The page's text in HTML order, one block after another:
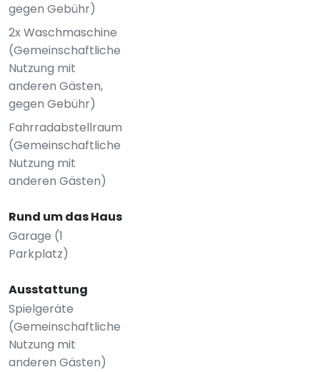
gegen Gebühr)
2x Waschmaschine
(Gemeinschaftliche
Nutzung mit
anderen Gästen,
gegen Gebühr)
Fahrradabstellraum
(Gemeinschaftliche
Nutzung mit
anderen Gästen)
Rund um das Haus
Garage (1
Parkplatz)
Ausstattung
Spielgeräte
(Gemeinschaftliche
Nutzung mit
anderen Gästen)